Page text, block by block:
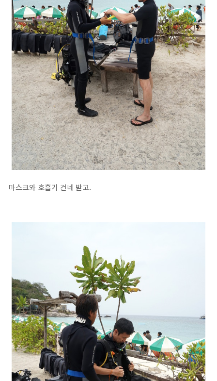
마스크와 호흡기 건네 받고.